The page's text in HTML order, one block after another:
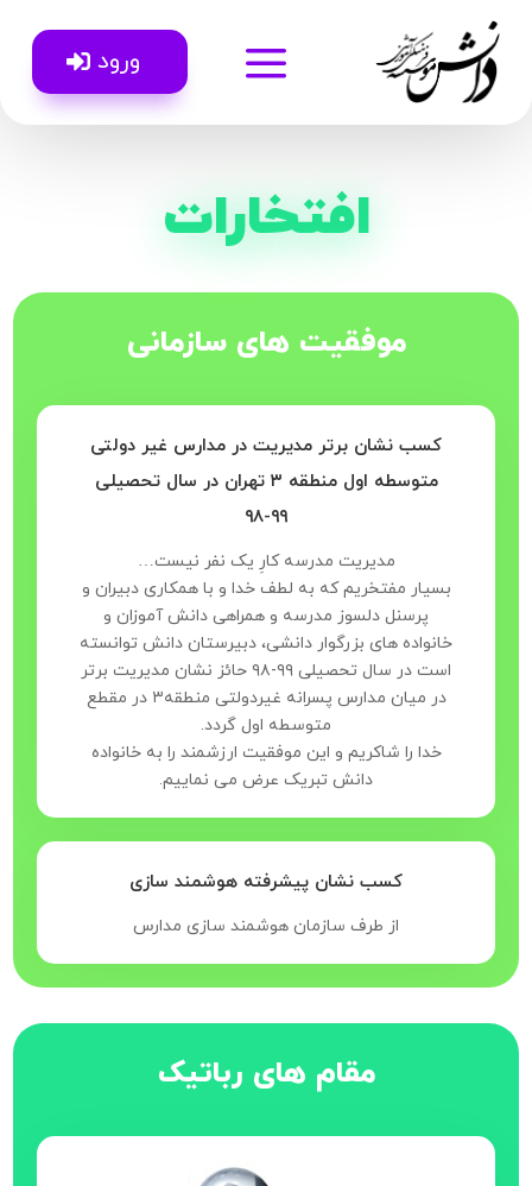
a ورود
افتخارات
موفقیت های سازمانی
کسب نشان برتر مدیریت در مدارس غیر دولتی
متوسطه اول منطقه ۳ تهران در سال تحصیلی
۹۹-۹۸
مدیریت مدرسه کارِ یک نفر نیست…
بسیار مفتخریم که به لطف خدا و با همکاری دبیران و
پرسنل دلسوز مدرسه و همراهی دانش آموزان و
خانواده های بزرگوار دانشی، دبیرستان دانش توانسته
است در سال تحصیلی ۹۹-۹۸ حائز نشان مدیریت برتر
در میان مدارس پسرانه غیردولتی منطقه۳ در مقطع
متوسطه اول گردد.
خدا را شاکریم و این موفقیت ارزشمند را به خانواده
دانش تبریک عرض می نماییم.
کسب نشان پیشرفته هوشمند سازی
از طرف سازمان هوشمند سازی مدارس
مقام های رباتیک